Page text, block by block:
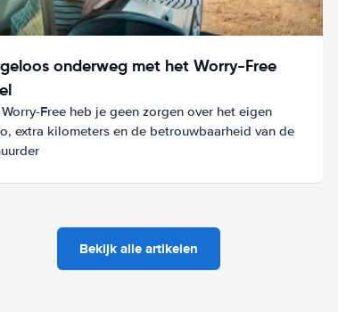
onderweg met het Worry-Free
Free heb je geen zorgen over het eigen
extra kilometers en de betrouwbaarheid van de
Bekijk alle artikelen